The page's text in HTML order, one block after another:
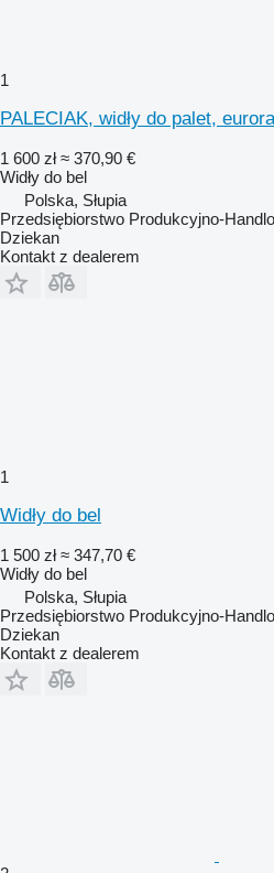
1
PALECIAK, widły do palet,
1 600 zł ≈ 370,90 €
Widły do bel
Polska, Słupia
Przedsiębiorstwo Produkcyjno-
Dziekan
Kontakt z dealerem
1
Widły do bel
1 500 zł ≈ 347,70 €
Widły do bel
Polska, Słupia
Przedsiębiorstwo Produkcyjno-
Dziekan
Kontakt z dealerem